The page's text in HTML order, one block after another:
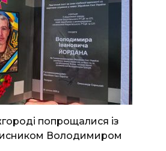
попрощалися із
Володимиром